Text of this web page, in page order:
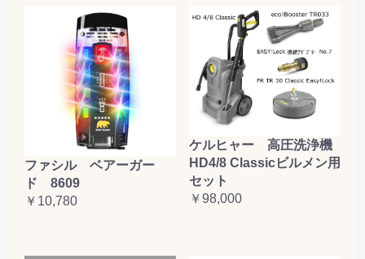
ファシル ベアーガー
ド 8609
￥10,780
ケルヒャー 高圧洗浄機
HD4/8 Classicビルメン用
セット
￥98,000